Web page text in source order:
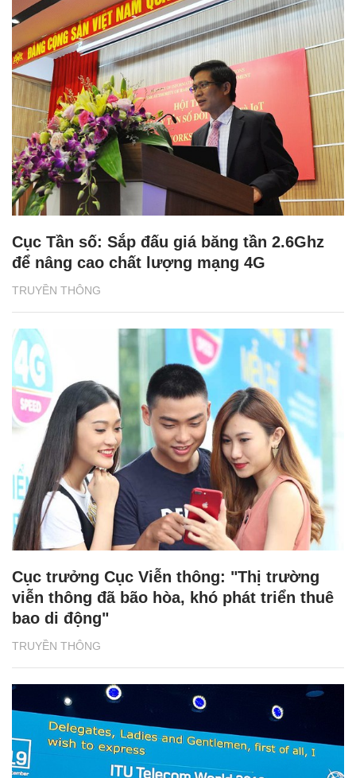
TRUYỀN THÔNG
Cục Tần số: Sắp đấu giá băng tần 2.6Ghz
để nâng cao chất lượng mạng 4G
TRUYỀN THÔNG
Cục trưởng Cục Viễn thông: "Thị trường
viễn thông đã bão hòa, khó phát triển thuê
bao di động"